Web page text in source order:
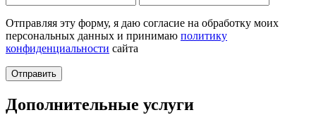
Отправляя эту форму, я даю согласие на обработку моих
персональных данных и принимаю политику
конфиденциальности сайта
Дополнительные услуги